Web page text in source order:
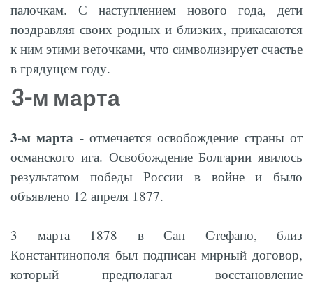
палочкам. С наступлением нового года, дети
поздравляя своих родных и близких, прикасаются
к ним этими веточками, что символизирует счастье
в грядущем году.
3-м марта
3-м марта - отмечается освобождение страны от
османского ига. Освобождение Болгарии явилось
результатом победы России в войне и было
объявлено 12 апреля 1877.
3 марта 1878 в Сан Стефано, близ
Константинополя был подписан мирный договор,
который предполагал восстановление